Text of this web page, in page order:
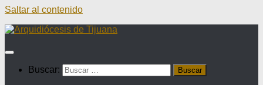
Saltar al contenido
Buscar: